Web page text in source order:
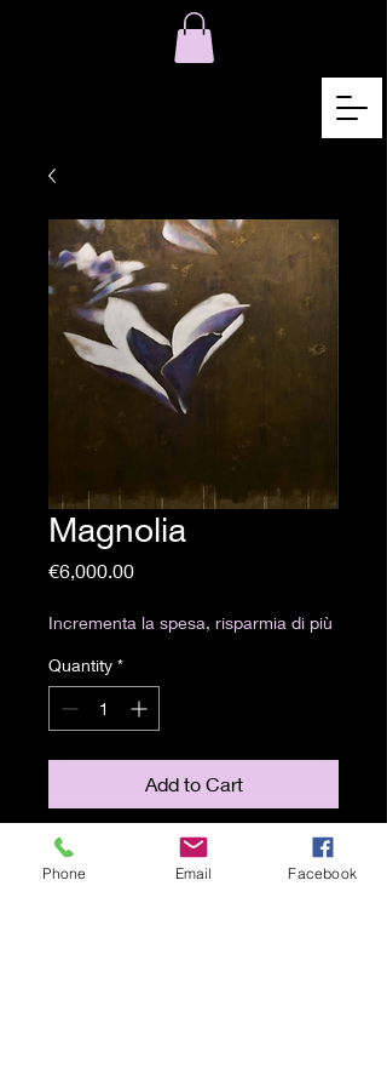
Magnolia
€6,000.00Price
Incrementa la spesa, risparmia di più
Quantity *
Add to Cart
Acrilici e pigmenti metallici su tela
150x150 cm, 2022
Phone Email Facebook